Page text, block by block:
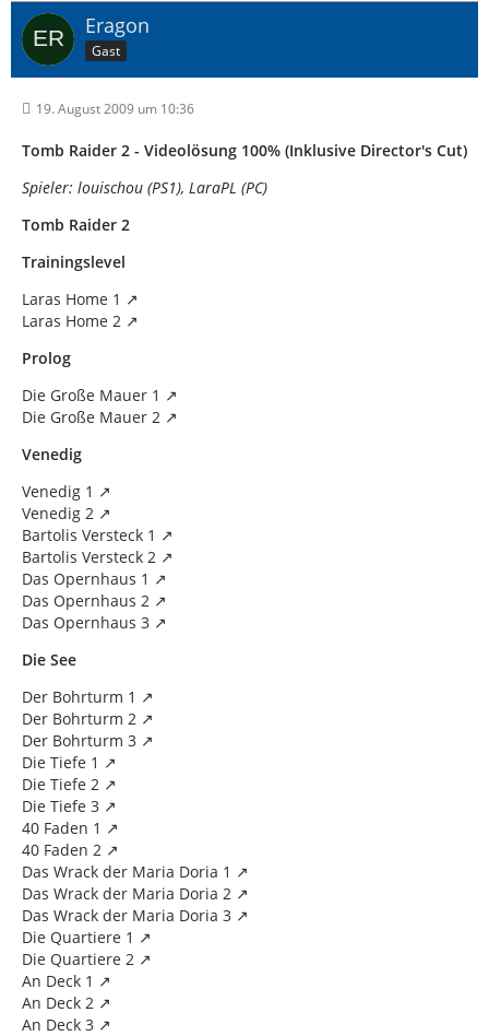
Eragon
Gast
19. August 2009 um 10:36
Tomb Raider 2 - Videolösung 100% (Inklusive Director's Cut)
Spieler: louischou (PS1), LaraPL (PC)
Tomb Raider 2
Trainingslevel
Laras Home 1
Laras Home 2
Prolog
Die Große Mauer 1
Die Große Mauer 2
Venedig
Venedig 1
Venedig 2
Bartolis Versteck 1
Bartolis Versteck 2
Das Opernhaus 1
Das Opernhaus 2
Das Opernhaus 3
Die See
Der Bohrturm 1
Der Bohrturm 2
Der Bohrturm 3
Die Tiefe 1
Die Tiefe 2
Die Tiefe 3
40 Faden 1
40 Faden 2
Das Wrack der Maria Doria 1
Das Wrack der Maria Doria 2
Das Wrack der Maria Doria 3
Die Quartiere 1
Die Quartiere 2
An Deck 1
An Deck 2
An Deck 3